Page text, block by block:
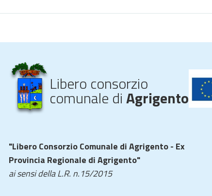
Libero consorzio
comunale diAgrigento
"Libero Consorzio Comunale di Agrigento - Ex
Provincia Regionale di Agrigento"
ai sensi della L.R. n.15/2015